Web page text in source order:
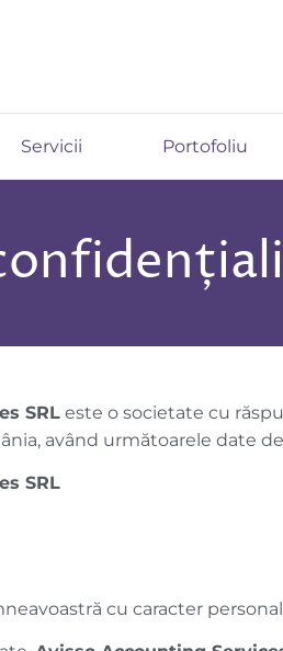
Servicii Portofoliu
SRL este o societate cu
având următoarele date
SRL
cu caracter